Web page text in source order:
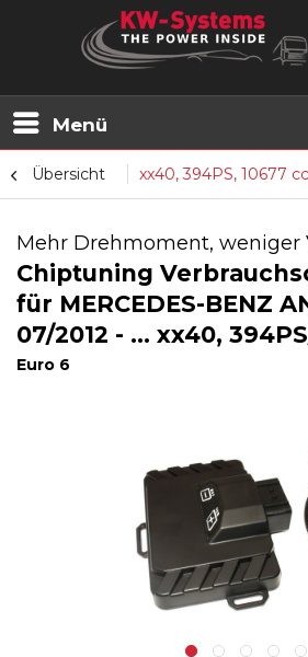
Menü
Übersicht xx40, 394PS, 10677
Mehr Drehmoment, weniger
Chiptuning
für MERCEDES-BENZ
07/2012 - ... xx40,
Euro 6